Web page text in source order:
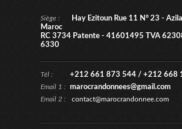
Siège :
Hay Ezitoun Rue 11 N° 23 -
Maroc
RC 3734 Patente - 41601495 TVA
6330
Tél : +212 661 873 544 / +212 668
Email 1 : marocrandonnees@gmail.com
Email 2 : contact@marocrandonnee.com